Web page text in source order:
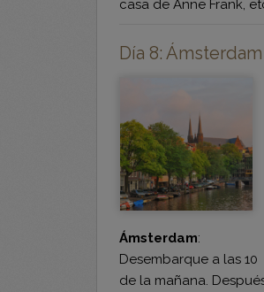
Día 8: Ámsterdam
Ámsterdam:
de la mañana. Después
del desayuno termina el
viaje, pero puedes